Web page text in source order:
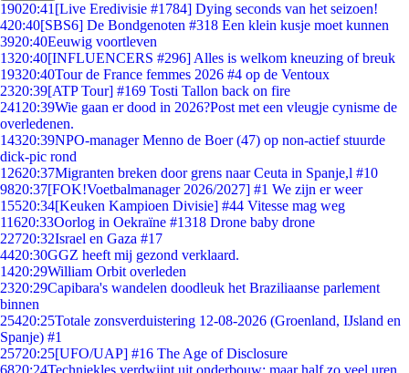
19020:41 [Live Eredivisie #1784] Dying seconds van het seizoen!
420:40[SBS6] De Bondgenoten #318 Een klein kusje moet kunnen
3920:40Eeuwig voortleven
1320:40[INFLUENCERS #296] Alles is welkom kneuzing of breuk
19320:40Tour de France femmes 2026 #4 op de Ventoux
2320:39[ATP Tour] #169 Tosti Tallon back on fire
241 20:39Wie gaan er dood in 2026?Post met een vleugje cynisme de
overledenen.
14320:39NPO-manager Menno de Boer (47) op non-actief stuurde
dick-pic rond
12620:37Migranten breken door grens naar Ceuta in Spanje,l #10
9820:37[FOK!Voetbalmanager 2026/2027] #1 We zijn er weer
15520:34[Keuken Kampioen Divisie] #44 Vitesse mag weg
11620:33Oorlog in Oekraïne #1318 Drone baby drone
22720:32Israel en Gaza #17
4420:30GGZ heeft mij gezond verklaard.
1420:29William Orbit overleden
2320:29Capibara's wandelen doodleuk het Braziliaanse parlement
binnen
25420:25Totale zonsverduistering 12-08-2026 (Groenland, IJsland en
Spanje) #1
25720:25[UFO/UAP] #16 The Age of Disclosure
6820:24Techniekles verdwijnt uit onderbouw: maar half zo veel uren